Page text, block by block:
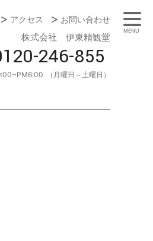
アクセス お問い合わせ
株式会社 伊東精観堂
246-855
（月曜日～土曜日）
MENU